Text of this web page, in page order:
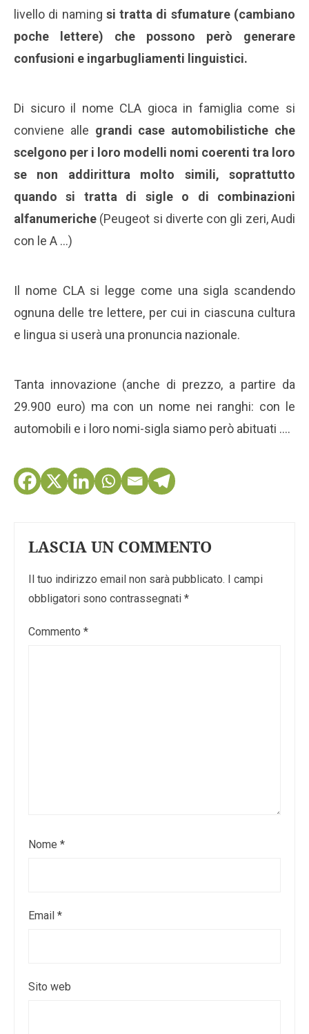
livello di naming si tratta di sfumature (cambiano
poche lettere) che possono però generare
confusioni e ingarbugliamenti linguistici.
Di sicuro il nome CLA gioca in famiglia come si
conviene alle grandi case automobilistiche che
scelgono per i loro modelli nomi coerenti tra loro
se non addirittura molto simili, soprattutto
quando si tratta di sigle o di combinazioni
alfanumeriche (Peugeot si diverte con gli zeri, Audi
con le A …)
Il nome CLA si legge come una sigla scandendo
ognuna delle tre lettere, per cui in ciascuna cultura
e lingua si userà una pronuncia nazionale.
Tanta innovazione (anche di prezzo, a partire da
29.900 euro) ma con un nome nei ranghi: con le
automobili e i loro nomi-sigla siamo però abituati ….
LASCIA UN COMMENTO
Il tuo indirizzo email non sarà pubblicato. I campi
obbligatori sono contrassegnati *
Commento *
Nome *
Email *
Sito web